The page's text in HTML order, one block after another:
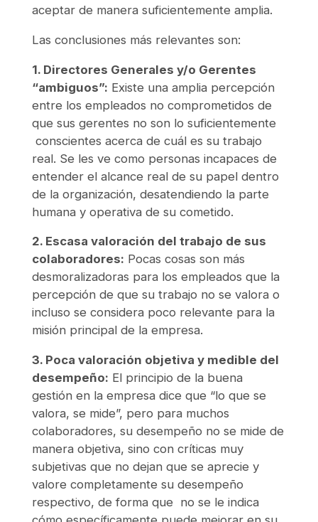
aceptar de manera suficientemente amplia.
Las conclusiones más relevantes son:
1. Directores Generales y/o Gerentes
“ambiguos”: Existe una amplia percepción
entre los empleados no comprometidos de
que sus gerentes no son lo suficientemente
conscientes acerca de cuál es su trabajo
real. Se les ve como personas incapaces de
entender el alcance real de su papel dentro
de la organización, desatendiendo la parte
humana y operativa de su cometido.
2. Escasa valoración del trabajo de sus
colaboradores: Pocas cosas son más
desmoralizadoras para los empleados que la
percepción de que su trabajo no se valora o
incluso se considera poco relevante para la
misión principal de la empresa.
3. Poca valoración objetiva y medible del
desempeño: El principio de la buena
gestión en la empresa dice que “lo que se
valora, se mide”, pero para muchos
colaboradores, su desempeño no se mide de
manera objetiva, sino con críticas muy
subjetivas que no dejan que se aprecie y
valore completamente su desempeño
respectivo, de forma que no se le indica